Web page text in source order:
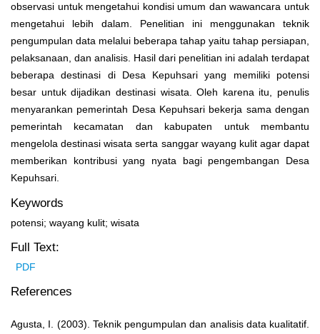
observasi untuk mengetahui kondisi umum dan wawancara untuk
mengetahui lebih dalam. Penelitian ini menggunakan teknik
pengumpulan data melalui beberapa tahap yaitu tahap persiapan,
pelaksanaan, dan analisis. Hasil dari penelitian ini adalah terdapat
beberapa destinasi di Desa Kepuhsari yang memiliki potensi
besar untuk dijadikan destinasi wisata. Oleh karena itu, penulis
menyarankan pemerintah Desa Kepuhsari bekerja sama dengan
pemerintah kecamatan dan kabupaten untuk membantu
mengelola destinasi wisata serta sanggar wayang kulit agar dapat
memberikan kontribusi yang nyata bagi pengembangan Desa
Kepuhsari.
Keywords
potensi; wayang kulit; wisata
Full Text:
PDF
References
Agusta, I. (2003). Teknik pengumpulan dan analisis data kualitatif.